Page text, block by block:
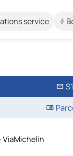
service
ViaMichelin